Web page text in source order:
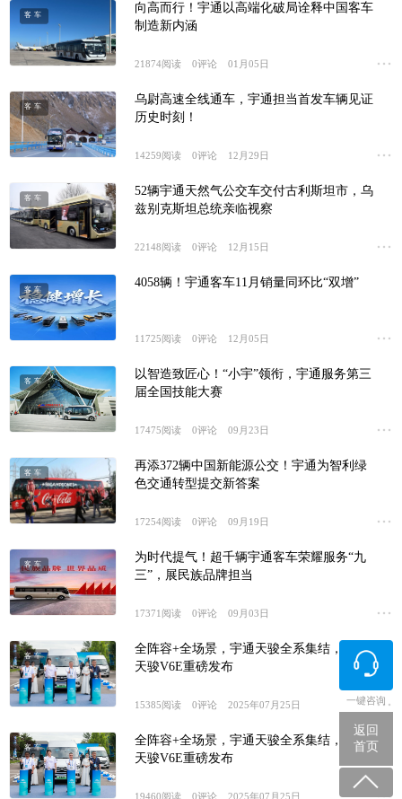
客车
向高而行！宇通以高端化破局诠释中国客车
制造新内涵
21874阅读 0评论 01月05日
客车
乌尉高速全线通车，宇通担当首发车辆见证
历史时刻！
14259阅读 0评论 12月29日
客车
52辆宇通天然气公交车交付古利斯坦市，乌
兹别克斯坦总统亲临视察
22148阅读 0评论 12月15日
客车 4058辆！宇通客车11月销量同环比“双增”
11725阅读 0评论 12月05日
客车
以智造致匠心！“小宇”领衔，宇通服务第三
届全国技能大赛
17475阅读 0评论 09月23日
客车
再添372辆中国新能源公交！宇通为智利绿
色交通转型提交新答案
17254阅读 0评论 09月19日
客车
为时代提气！超千辆宇通客车荣耀服务“九
三”，展民族品牌担当
17371 阅读 0评论 09月03日
客车
全阵容+全场景，宇通天骏全系集结，宇通
天骏V6E重磅发布
15385阅读 0评论 2025年07月25日
客车
全阵容+全场景，宇通天骏全系集结，宇通
天骏V6E重磅发布
19460阅读 0评论 2025年07月25日
一键咨询
返回
首页